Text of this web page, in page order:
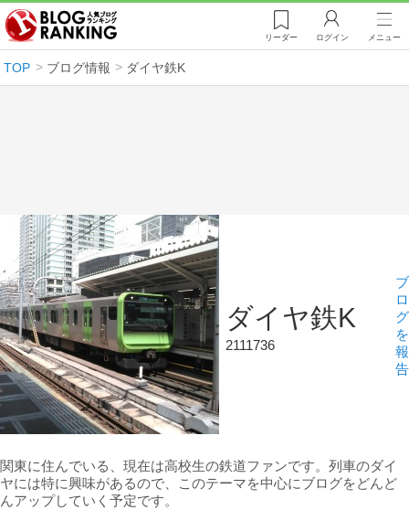
リーダー ログイン メニュー
TOP ブログ情報 ダイヤ鉄K
ダイヤ鉄K
2111736
ブ
ロ
グ
を
報
告
関東に住んでいる、現在は高校生の鉄道ファンです。列車のダイ
ヤには特に興味があるので、このテーマを中心にブログをどんど
んアップしていく予定です。